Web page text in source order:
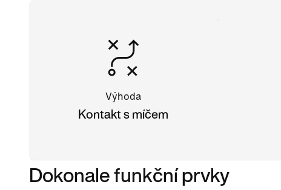
Výhoda
Kontakt s míčem
Dokonale funkční prvky